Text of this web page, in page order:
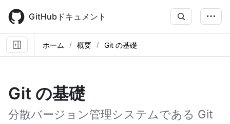
main
content
GitHubドキュメント
ホーム 概要 Git の基礎
Git の基礎
分散バージョン管理システムである Git